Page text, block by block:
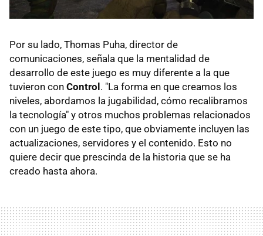
Por su lado, Thomas Puha, director de
comunicaciones, señala que la mentalidad de
desarrollo de este juego es muy diferente a la que
tuvieron con Control. "La forma en que creamos los
niveles, abordamos la jugabilidad, cómo recalibramos
la tecnología" y otros muchos problemas relacionados
con un juego de este tipo, que obviamente incluyen las
actualizaciones, servidores y el contenido. Esto no
quiere decir que prescinda de la historia que se ha
creado hasta ahora.